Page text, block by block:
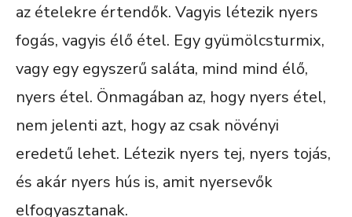
az ételekre értendők. Vagyis létezik nyers
fogás, vagyis élő étel. Egy gyümölcsturmix,
vagy egy egyszerű saláta, mind mind élő,
nyers étel. Önmagában az, hogy nyers étel,
nem jelenti azt, hogy az csak növényi
eredetű lehet. Létezik nyers tej, nyers tojás,
és akár nyers hús is, amit nyersevők
elfogyasztanak.